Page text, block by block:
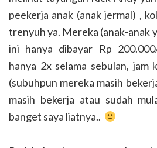
peekerja anak (anak jermal) ,
trenyuh ya. Mereka (anak-anak
ini hanya dibayar Rp
hanya 2x selama sebulan, jam
(subuhpun mereka masih
masih bekerja atau sudah
banget saya liatnya..